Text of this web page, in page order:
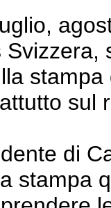
sul
di
stampa